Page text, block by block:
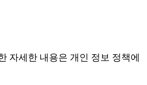
자세한 내용은 개인 정보 정책에